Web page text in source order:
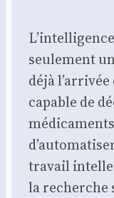
seulement
déjà
capable de
travail
la recherche